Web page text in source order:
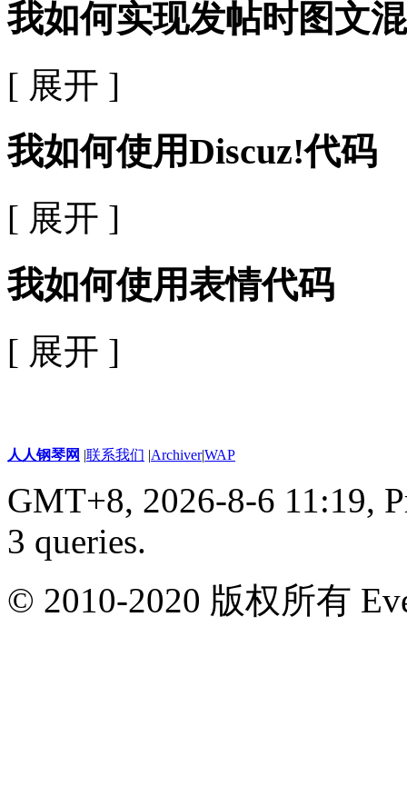
我如何实现发帖时图文
[ 展开 ]
我如何使用Discuz!代码
[ 展开 ]
我如何使用表情代码
[ 展开 ]
人人钢琴网 |联系我们 |Archiver|WAP
GMT+8, 2026-8-6 11:19,
3 queries.
© 2010-2020 版权所有